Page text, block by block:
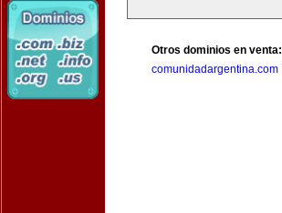
Otros dominios en venta:
comunidadargentina.com